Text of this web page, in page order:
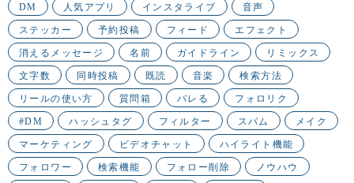
DM 人気アプリ インスタライブ 音声
ステッカー 予約投稿 フィード エフェクト
消えるメッセージ 名前 ガイドライン リミックス
文字数 同時投稿 既読 音楽 検索方法
リールの使い方 質問箱 バレる フォロリク
#DM ハッシュタグ フィルター スパム メイク
マーケティング ビデオチャット ハイライト機能
フォロワー 検索機能 フォロー削除 ノウハウ